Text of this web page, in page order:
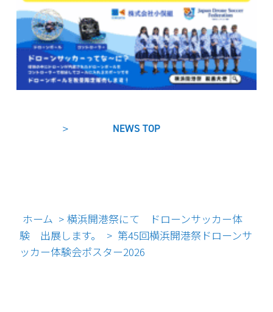
NEWS TOP
ホーム > 横浜開港祭にて ドローンサッカー体
験 出展します。
> 第45回横浜開港祭ドローンサ
ッカー体験会ポスター2026